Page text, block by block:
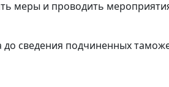
меры и проводить
сведения подчиненных